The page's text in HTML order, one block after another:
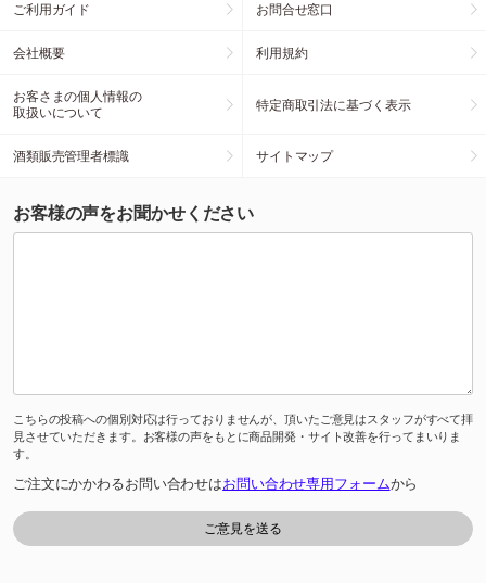
ご利用ガイド お問合せ窓口
会社概要 利用規約
お客さまの個人情報の
取扱いについて
特定商取引法に基づく表示
酒類販売管理者標識 サイトマップ
お客様の声をお聞かせください
こちらの投稿への個別対応は行っておりませんが、頂いたご意見はスタッフがすべて拝
見させていただきます。お客様の声をもとに商品開発・サイト改善を行ってまいりま
す。
ご注文にかかわるお問い合わせはお問い合わせ専用フォームから